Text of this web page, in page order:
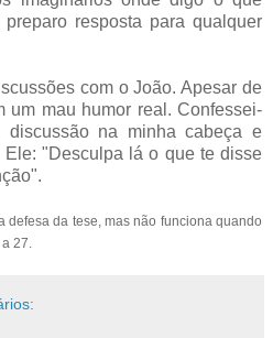
resposta para qualquer
com o João. Apesar de
um mau humor real. Confessei-
discussão na minha cabeça e
Ele: "Desculpa lá o que te disse
defesa da tese, mas não funciona quando
27.